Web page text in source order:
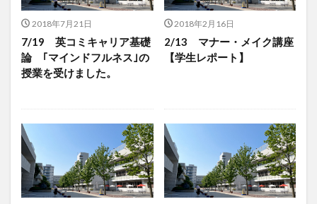
2018年7月21日
7/19 英コミキャリア基礎
論 ｢マインドフルネス｣の
授業を受けました。
2018年2月16日
2/13 マナー・メイク講座
【学生レポート】